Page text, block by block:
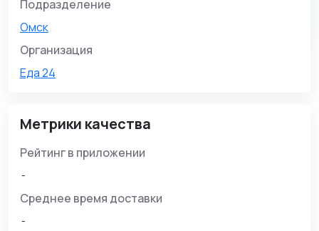
Подразделение
Омск
Организация
Еда 24
Метрики качества
Рейтинг в приложении
-
Среднее время доставки
-